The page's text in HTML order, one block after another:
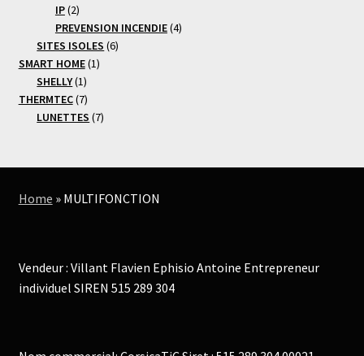
IP 22
produits
PREVENSION INCENDIE 44
SITES ISOLES 66
SMART HOME 11
SHELLY 11
produit
THERMTEC 77
produits
LUNETTES 77
Home »MULTIFONCTION
Vendeur : Villant Flavien Ephisio Antoine Entrepreneur
individuel SIREN 515 289 304